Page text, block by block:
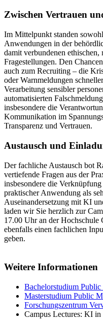
Zwischen Vertrauen
Im Mittelpunkt standen
Anwendungen in der
damit verbundenen
Fragestellungen. Den
auch zum Recruiting – die
oder Warnmeldungen
Verarbeitung sensibler
automatisierten
insbesondere die
Kommunikation im
Transparenz und Vertrauen.
Austausch und
Der fachliche Austausch bot
vertiefende Fragen aus der
insbesondere die
praktischer Anwendung als
Auseinandersetzung mit KI
laden wir Sie herzlich zur
17.00 Uhr an der Hochschule
ebenfalls einen fachlichen
geben.
Weitere Informationen
Bachelorstudium Public
Masterstudium Public
Forschungszentrum
Campus Lectures: KI